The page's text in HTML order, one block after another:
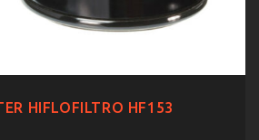
HIFLOFILTRO HF153